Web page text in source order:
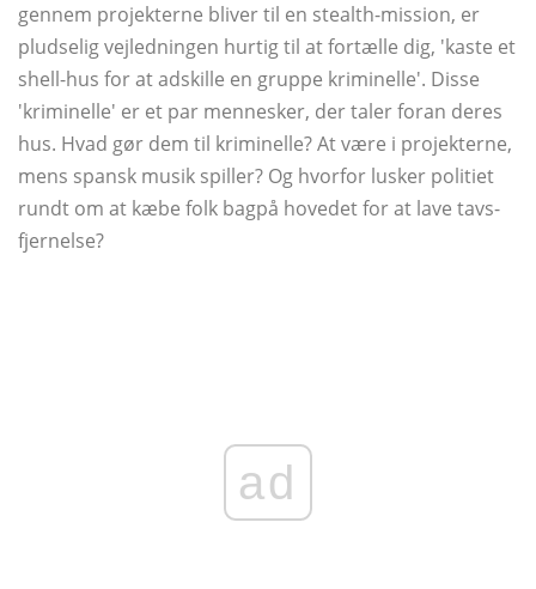
gennem projekterne bliver til en stealth-mission, er
pludselig vejledningen hurtig til at fortælle dig, 'kaste et
shell-hus for at adskille en gruppe kriminelle'. Disse
'kriminelle' er et par mennesker, der taler foran deres
hus. Hvad gør dem til kriminelle? At være i projekterne,
mens spansk musik spiller? Og hvorfor lusker politiet
rundt om at kæbe folk bagpå hovedet for at lave tavs-
fjernelse?
ad